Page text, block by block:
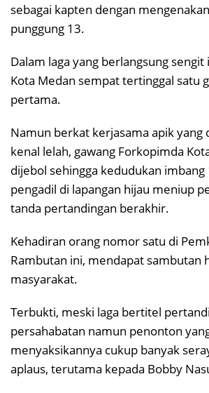
sebagai kapten dengan
punggung 13.
Dalam laga yang berlangsung
Kota Medan sempat tertinggal satu
pertama.
Namun berkat kerjasama apik yang
kenal lelah, gawang Forkopimda
dijebol sehingga kedudukan imbang
pengadil di lapangan hijau meniup
tanda pertandingan berakhir.
Kehadiran orang nomor satu di
Rambutan ini, mendapat sambutan
masyarakat.
Terbukti, meski laga bertitel
persahabatan namun penonton
menyaksikannya cukup banyak
aplaus, terutama kepada Bobby